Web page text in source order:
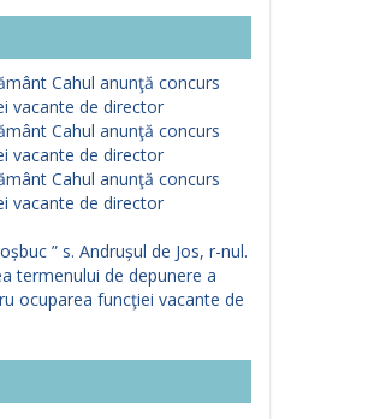
Cahul anunţă concurs
vacante de director
Cahul anunţă concurs
vacante de director
Cahul anunţă concurs
vacante de director
” s. Andrușul de Jos, r-nul.
termenului de depunere a
ocuparea funcţiei vacante de